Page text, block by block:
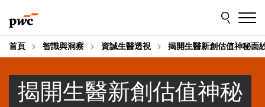
to
content
to
footer
首頁 智識與洞察 資誠生醫透視 揭開生醫新創估值神秘面
揭開生醫新創估值神秘